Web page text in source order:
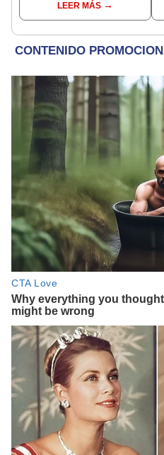
Saldaña con polémico
pedido: "Pido respetar
LEER MÁS